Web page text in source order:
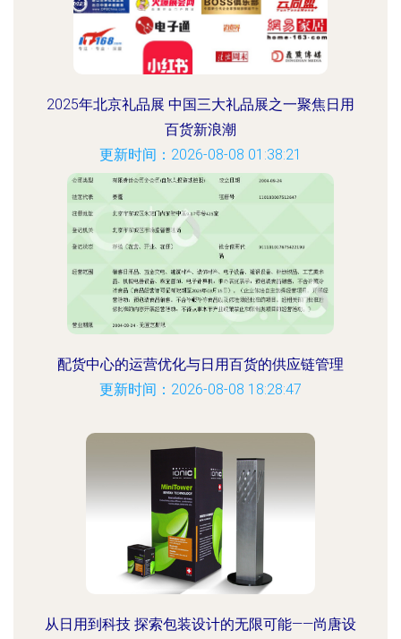
2025年北京礼品展 中国三大礼品展之一聚焦日用
百货新浪潮
更新时间：2026-08-08 01:38:21
配货中心的运营优化与日用百货的供应链管理
更新时间：2026-08-08 18:28:47
从日用到科技 探索包装设计的无限可能——尚唐设